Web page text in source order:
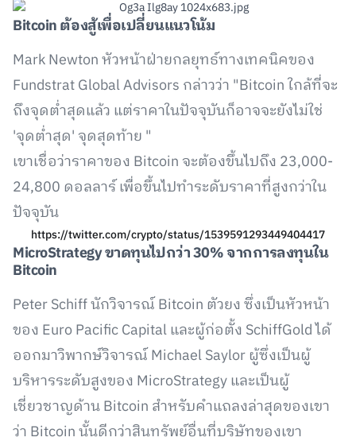
Bitcoinต้องสู้เพื่อเปลี่ยนแนวโน้ม
Mark Newton หัวหน้าฝ่ายกลยุทธ์ทางเทคนิคของ
Fundstrat Global Advisors กล่าวว่า "Bitcoin ใกล้ที่จะ
ถึงจุดต่ำสุดแล้ว แต่ราคาในปัจจุบันก็อาจจะยังไม่ใช่
'จุดต่ำสุด' จุดสุดท้าย "
เขาเชื่อว่าราคาของ Bitcoin จะต้องขึ้นไปถึง 23,000-
24,800 ดอลลาร์ เพื่อขึ้นไปทำระดับราคาที่สูงกว่าใน
ปัจจุบัน
https://twitter.com/crypto/status/1539591293449404417
MicroStrategyขาดทุนไปกว่า30%จากการลงทุนใน
Bitcoin
Peter Schiff นักวิจารณ์ Bitcoin ตัวยง ซึ่งเป็นหัวหน้า
ของ Euro Pacific Capital และผู้ก่อตั้ง SchiffGold ได้
ออกมาวิพากษ์วิจารณ์ Michael Saylor ผู้ซึ่งเป็นผู้
บริหารระดับสูงของ MicroStrategy และเป็นผู้
เชี่ยวชาญด้าน Bitcoin สำหรับคำแถลงล่าสุดของเขา
ว่า Bitcoin นั้นดีกว่าสินทรัพย์อื่นที่บริษัทของเขา